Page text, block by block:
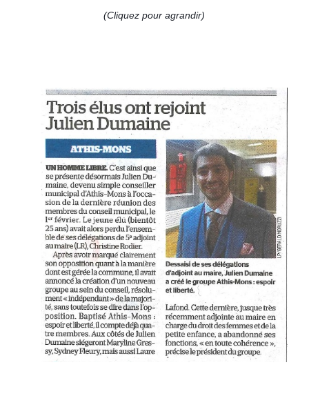
(Cliquez pour agrandir)